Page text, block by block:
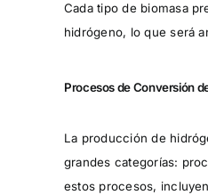
Cada tipo de biomasa
hidrógeno, lo que será
Procesos de Conversión
La producción de
grandes categorías:
estos procesos,